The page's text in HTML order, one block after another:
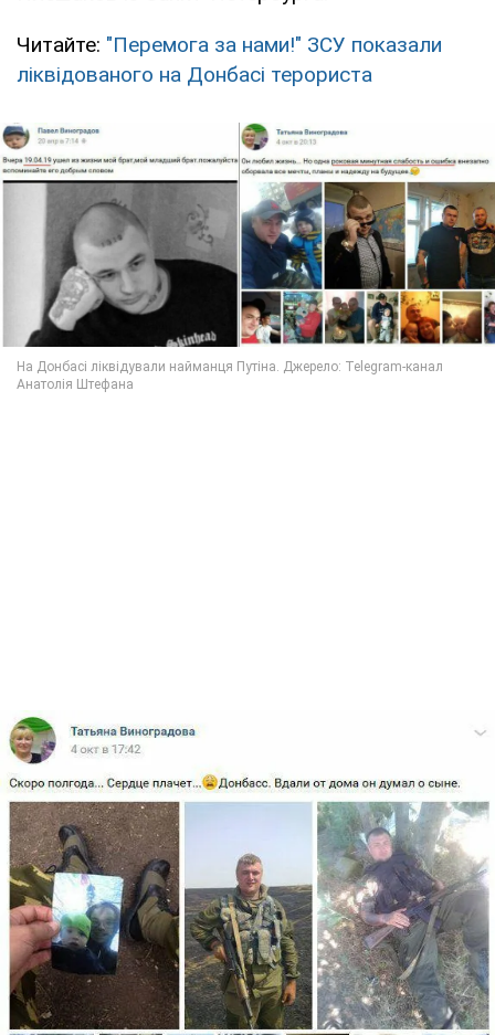
Читайте: "Перемога за нами!" ЗСУ показали
ліквідованого на Донбасі терориста